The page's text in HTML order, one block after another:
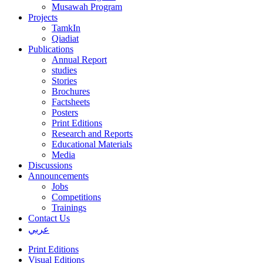
Musawah Program
Projects
TamkIn
Qiadiat
Publications
Annual Report
studies
Stories
Brochures
Factsheets
Posters
Print Editions
Research and Reports
Educational Materials
Media
Discussions
Announcements
Jobs
Competitions
Trainings
Contact Us
عربي
Print Editions
Visual Editions